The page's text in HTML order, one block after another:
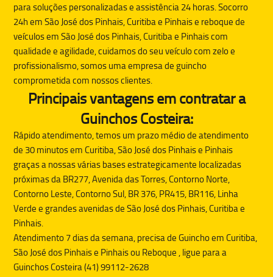
para soluções personalizadas e assistência 24 horas. Socorro
24h em São José dos Pinhais, Curitiba e Pinhais e reboque de
veículos em São José dos Pinhais, Curitiba e Pinhais com
qualidade e agilidade, cuidamos do seu veículo com zelo e
profissionalismo, somos uma empresa de guincho
comprometida com nossos clientes.
Principais vantagens em contratar a
Guinchos Costeira:
Rápido atendimento, temos um prazo médio de atendimento
de 30 minutos em Curitiba, São José dos Pinhais e Pinhais
graças a nossas várias bases estrategicamente localizadas
próximas da BR277, Avenida das Torres, Contorno Norte,
Contorno Leste, Contorno Sul, BR 376, PR415, BR116, Linha
Verde e grandes avenidas de São José dos Pinhais, Curitiba e
Pinhais.
Atendimento 7 dias da semana, precisa deGuinchoem Curitiba,
São José dos Pinhais e Pinhais ou Reboque , ligue para a
Guinchos Costeira (41) 99112-2628